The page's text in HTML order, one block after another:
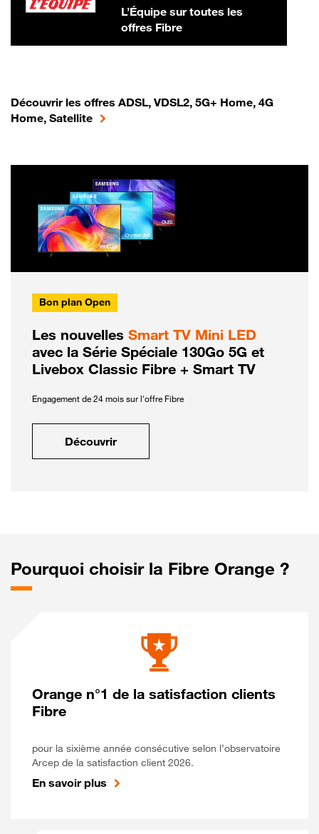
L’Équipe sur toutes les
offres Fibre
Découvrir les offres ADSL, VDSL2, 5G+ Home, 4G
Home, Satellite
Bon plan Open
Les nouvelles Smart TV Mini LED
avec la Série Spéciale 130Go 5G et
Livebox Classic Fibre + Smart TV
Engagement de 24 mois sur l'offre Fibre
Découvrir
Pourquoi choisir la Fibre Orange ?
Orange n°1 de la satisfaction clients
Fibre
pour la sixième année consécutive selon l’observatoire
Arcep de la satisfaction client 2026.
En savoir plus